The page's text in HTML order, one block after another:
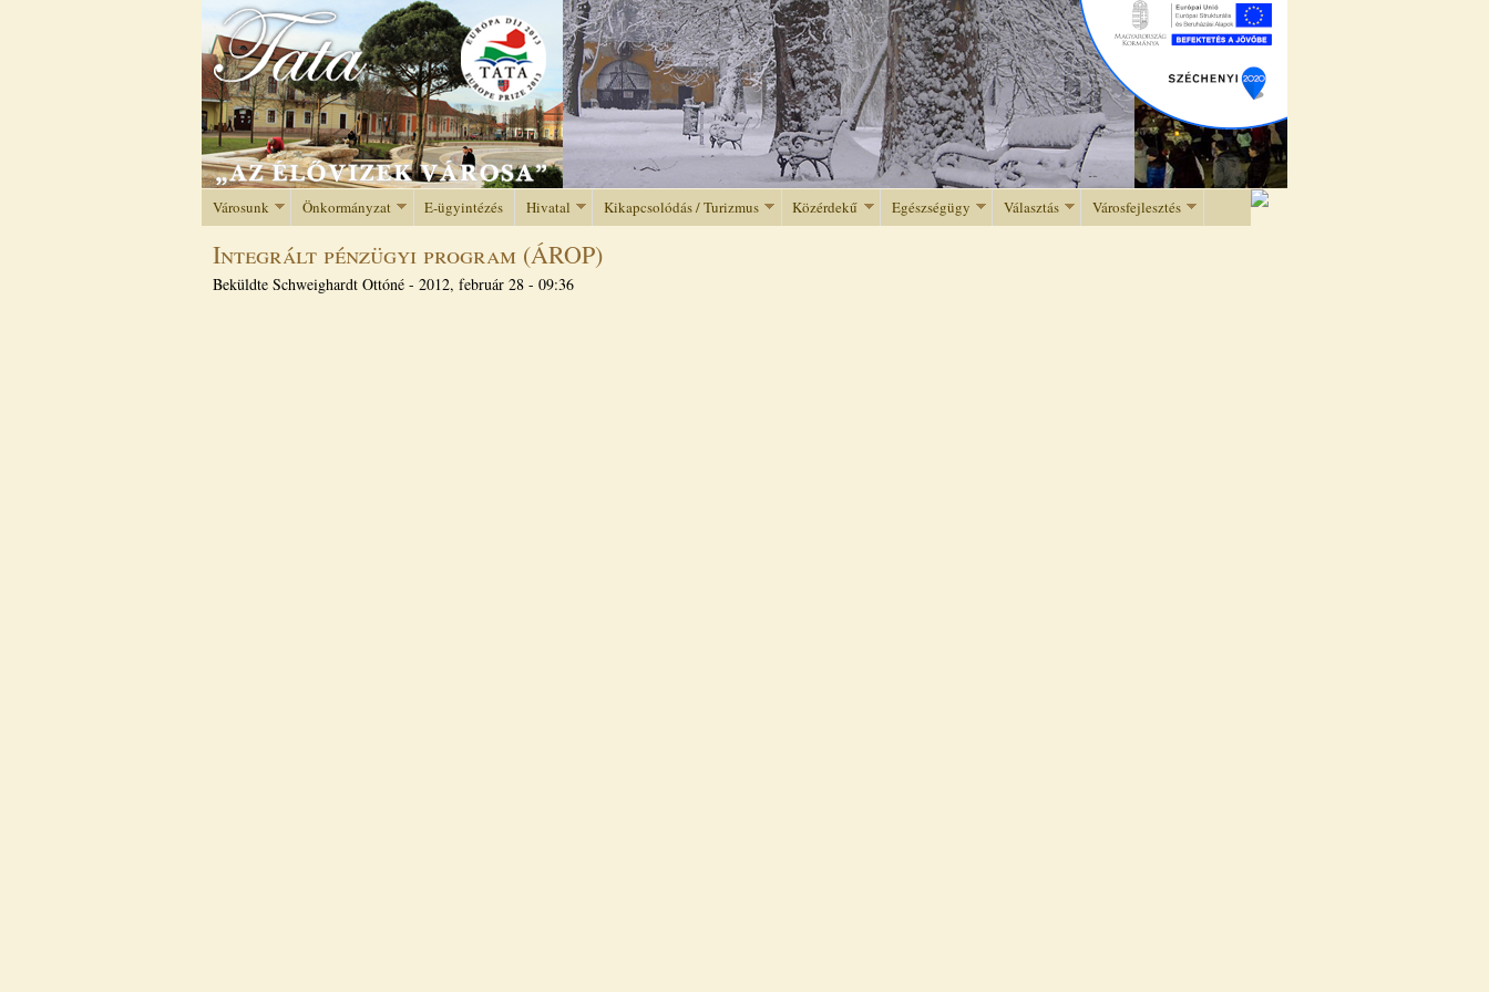
Jump to navigation
Városunk Önkormányzat E-ügyintézés Hivatal Kikapcsolódás / Turizmus Közérdekű Egészségügy Választás Városfejlesztés
Integrált pénzügyi program (ÁROP)
Beküldte Schweighardt Ottóné - 2012, február 28 - 09:36